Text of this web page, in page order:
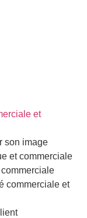
et
son image
et commerciale
commerciale et